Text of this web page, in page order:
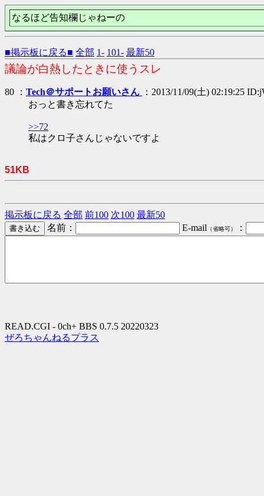
なるほど告知欄じゃねーの
■掲示板に戻る■ 全部 1- 101- 最新50
議論が白熱したときに使うスレ
80 ： Tech＠サポートお願いさん
：2013/11/09(土) 02:19:25
おっと書き忘れてた
>>72
私はクロ子さんじゃないですよ
51KB
掲示板に戻る 全部 前100 次100 最新50
名前：
E-mail （省略可） ：
READ.CGI - 0ch+ BBS 0.7.5 20220323
ぜろちゃんねるプラス